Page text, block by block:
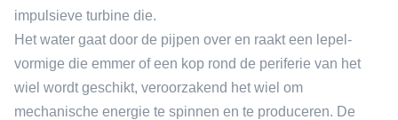
impulsieve turbine die.
Het water gaat door de pijpen over en raakt een lepel-
vormige die emmer of een kop rond de periferie van het
wiel wordt geschikt, veroorzakend het wiel om
mechanische energie te spinnen en te produceren. De